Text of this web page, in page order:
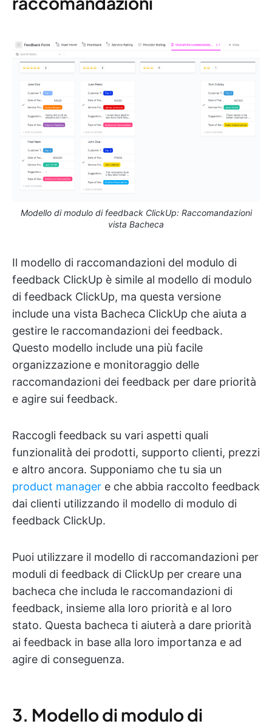
Modello di modulo di feedback ClickUp: Raccomandazioni
vista Bacheca
Il modello di raccomandazioni del modulo di
feedback ClickUp è simile al modello di modulo
di feedback ClickUp, ma questa versione
include una vista Bacheca ClickUp che aiuta a
gestire le raccomandazioni dei feedback.
Questo modello include una più facile
organizzazione e monitoraggio delle
raccomandazioni dei feedback per dare priorità
e agire sui feedback.
Raccogli feedback su vari aspetti quali
funzionalità dei prodotti, supporto clienti, prezzi
e altro ancora. Supponiamo che tu sia un
product manager e che abbia raccolto feedback
dai clienti utilizzando il modello di modulo di
feedback ClickUp.
Puoi utilizzare il modello di raccomandazioni per
moduli di feedback di ClickUp per creare una
bacheca che includa le raccomandazioni di
feedback, insieme alla loro priorità e al loro
stato. Questa bacheca ti aiuterà a dare priorità
ai feedback in base alla loro importanza e ad
agire di conseguenza.
3. Modello di modulo di